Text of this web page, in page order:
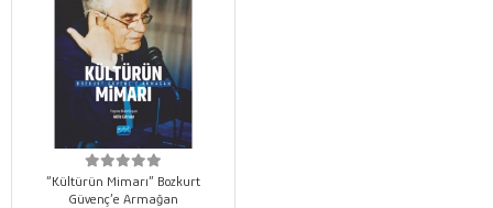
“Kültürün Mimarı” Bozkurt
Güvenç’e Armağan